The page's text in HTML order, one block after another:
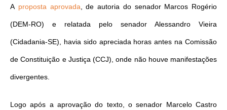
A proposta aprovada , de autoria do senador Marcos Rogério
(DEM-RO) e relatada pelo senador Alessandro Vieira
(Cidadania-SE), havia sido apreciada horas antes na Comissão
de Constituição e Justiça (CCJ), onde não houve manifestações
divergentes.
Logo após a aprovação do texto, o senador Marcelo Castro